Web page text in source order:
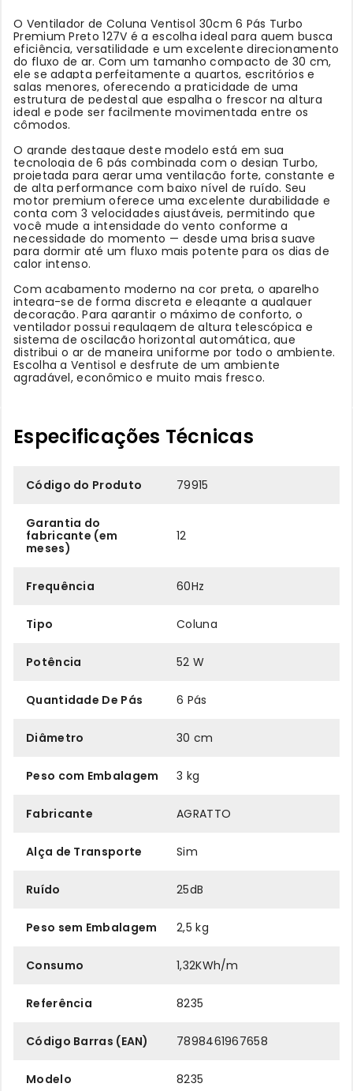
O Ventilador de Coluna Ventisol 30cm 6 Pás Turbo
Premium Preto 127V é a escolha ideal para quem busca
eficiência, versatilidade e um excelente direcionamento
do fluxo de ar. Com um tamanho compacto de 30 cm,
ele se adapta perfeitamente a quartos, escritórios e
salas menores, oferecendo a praticidade de uma
estrutura de pedestal que espalha o frescor na altura
ideal e pode ser facilmente movimentada entre os
cômodos.
O grande destaque deste modelo está em sua
tecnologia de 6 pás combinada com o design Turbo,
projetada para gerar uma ventilação forte, constante e
de alta performance com baixo nível de ruído. Seu
motor premium oferece uma excelente durabilidade e
conta com 3 velocidades ajustáveis, permitindo que
você mude a intensidade do vento conforme a
necessidade do momento — desde uma brisa suave
para dormir até um fluxo mais potente para os dias de
calor intenso.
Com acabamento moderno na cor preta, o aparelho
integra-se de forma discreta e elegante a qualquer
decoração. Para garantir o máximo de conforto, o
ventilador possui regulagem de altura telescópica e
sistema de oscilação horizontal automática, que
distribui o ar de maneira uniforme por todo o ambiente.
Escolha a Ventisol e desfrute de um ambiente
agradável, econômico e muito mais fresco.
Especificações Técnicas
Código do Produto 79915
Garantia do
fabricante (em
meses)
12
Frequência 60Hz
Tipo Coluna
Potência 52 W
Quantidade De Pás 6 Pás
Diâmetro 30 cm
Peso com Embalagem 3 kg
Fabricante AGRATTO
Alça de Transporte Sim
Ruído 25dB
Peso sem Embalagem 2,5 kg
Consumo 1,32KWh/m
Referência 8235
Código Barras (EAN) 7898461967658
Modelo 8235